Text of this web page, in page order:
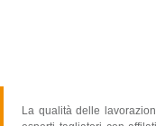
La qualità delle